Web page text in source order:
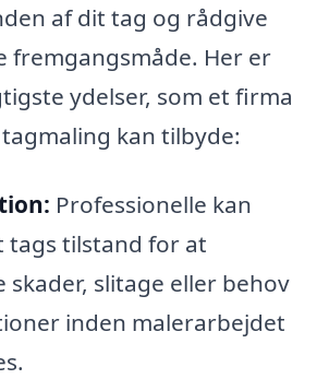
af dit tag og rådgive
fremgangsmåde. Her er
ydelser, som et firma
kan tilbyde:
Professionelle kan
tags tilstand for at
skader, slitage eller behov
inden malerarbejdet